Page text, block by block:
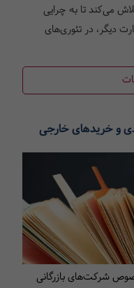
می‌کند تا به چرایی
دیگر، در تئوری‌های
و خریدهای خارجی
شرکت‌های بازرگانی